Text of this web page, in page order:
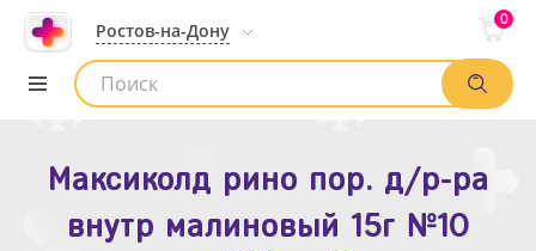
Ростов-на-Дону
0
Список аптек
Максиколд рино пор. д/р-ра
внутр малиновый 15г №10
Зодак таб. п.п.о. 10мг №10
от109.80 ₽